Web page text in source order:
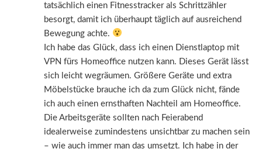
tatsächlich einen Fitnesstracker als Schrittzähler
besorgt, damit ich überhaupt täglich auf ausreichend
Bewegung achte.
Ich habe das Glück, dass ich einen Dienstlaptop mit
VPN fürs Homeoffice nutzen kann. Dieses Gerät lässt
sich leicht wegräumen. Größere Geräte und extra
Möbelstücke brauche ich da zum Glück nicht, fände
ich auch einen ernsthaften Nachteil am Homeoffice.
Die Arbeitsgeräte sollten nach Feierabend
idealerweise zumindestens unsichtbar zu machen sein
– wie auch immer man das umsetzt. Ich habe in der